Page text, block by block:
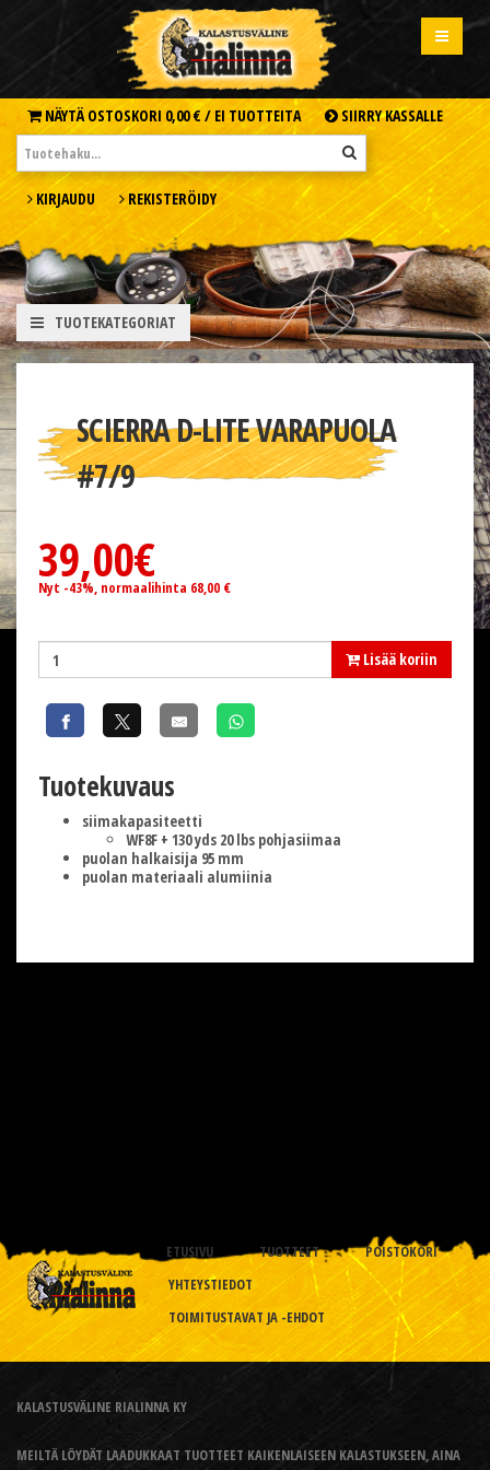
NÄYTÄ OSTOSKORI 0,00 € / EI TUOTTEITA SIIRRY KASSALLE
KIRJAUDU REKISTERÖIDY
TUOTEKATEGORIAT
SCIERRA D-LITE VARAPUOLA
#7/9
39,00€
Nyt -43%, normaalihinta 68,00 €
Lisää koriin
Tuotekuvaus
siimakapasiteetti
WF8F + 130 yds 20 lbs pohjasiimaa
puolan halkaisija 95 mm
puolan materiaali alumiinia
ETUSIVU TUOTTEET
POISTOKORI
YHTEYSTIEDOT
TOIMITUSTAVAT JA -EHDOT
KALASTUSVÄLINE RIALINNA KY
MEILTÄ LÖYDÄT LAADUKKAAT TUOTTEET KAIKENLAISEEN KALASTUKSEEN, AINA